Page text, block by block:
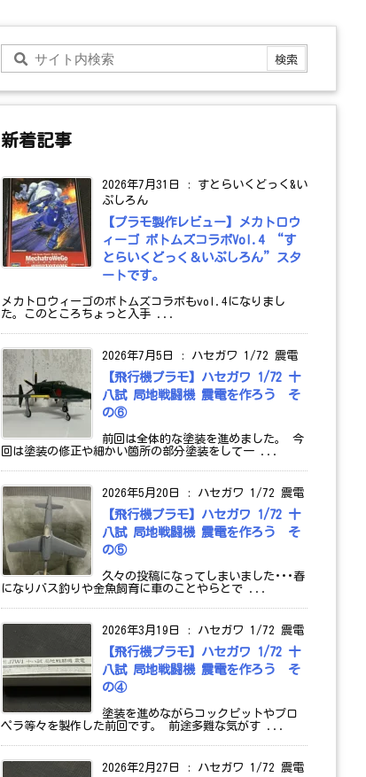
新着記事
2026年7月31日 : すとらいくどっく&い
ぷしろん
【プラモ製作レビュー】メカトロウ
ィーゴ ボトムズコラボVol.4 “す
とらいくどっく＆いぷしろん”スタ
ートです。
メカトロウィーゴのボトムズコラボもvol.4になりまし
た。このところちょっと入手 ...
2026年7月5日 : ハセガワ 1/72 震電
【飛行機プラモ】ハセガワ 1/72 十
八試 局地戦闘機 震電を作ろう そ
の⑥
前回は全体的な塗装を進めました。 今
回は塗装の修正や細かい箇所の部分塗装をして一 ...
2026年5月20日 : ハセガワ 1/72 震電
【飛行機プラモ】ハセガワ 1/72 十
八試 局地戦闘機 震電を作ろう そ
の⑤
久々の投稿になってしまいました･･･春
になりバス釣りや金魚飼育に車のことやらとで ...
2026年3月19日 : ハセガワ 1/72 震電
【飛行機プラモ】ハセガワ 1/72 十
八試 局地戦闘機 震電を作ろう そ
の④
塗装を進めながらコックピットやプロ
ペラ等々を製作した前回です。 前途多難な気がす ...
2026年2月27日 : ハセガワ 1/72 震電